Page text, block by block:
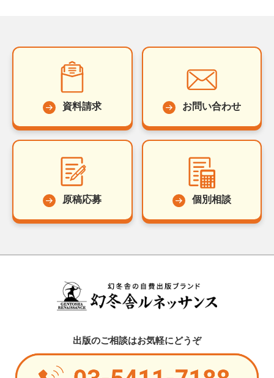
資料請求 お問い合わせ
原稿応募 個別相談
出版のご相談はお気軽にどうぞ